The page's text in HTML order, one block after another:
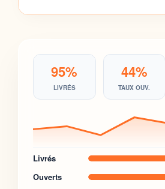
95%
LIVRÉS
44%
TAUX OUV.
Livrés
Ouverts